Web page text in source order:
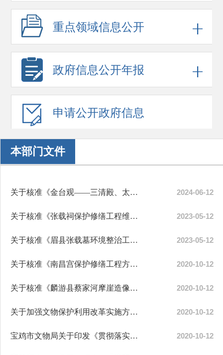
重点领域信息公开
政府信息公开年报
申请公开政府信息
本部门文件
关于核准《金台观——三清殿、太子殿保护修缮工程方案》的通知 2024-06-12
关于核准《张载祠保护修缮工程维修方案》的通知 2023-05-12
关于核准《眉县张载墓环境整治工程设计方案》的通知 2023-05-12
关于核准《南昌宫保护修缮工程方案》的通知 2020-10-12
关于核准《麟游县蔡家河摩崖造像保护工程设计方案》的通知 2020-10-12
关于加强文物保护利用改革实施方案的通知 2020-10-12
宝鸡市文物局关于印发《贯彻落实市委十二届八次全会精神暨市委“1+3... 2020-10-12